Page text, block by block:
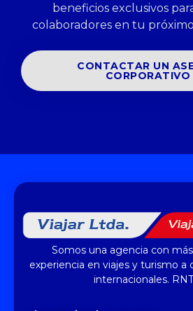
beneficios exclusivos
colaboradores en tu
CONTACTAR UN
CORPORATIVO
Somos una agencia con
experiencia en viajes y turismo a
internacionales. RNT